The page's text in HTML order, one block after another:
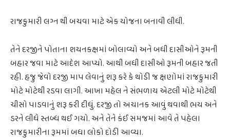
રાજકુમારી લગ્ન થી બચવા માટે એક યોજના બનાવી લીધી.
તેને દરજીને પોતાના શયનકક્ષમાં બોલાવ્યો અને બધી દાસીઓને રૂમની
બહાર જવા માટે આદેશ આપ્યો. આથી બધી દાસીઓ રૂમની બહાર જતી
રહી. હજુ જેવો દરજી માપ લેવાનું શરૂ કરે કે થોડી જ ક્ષણોમાં રાજકુમારી
મોટે મોટેથી રડવા લાગી. આખા મહેલ ને સંભળાય એટલી મોટે મોટેથી
ચીસો પાડવાનું શરૂ કરી દીધું. દરજી તો અચાનક આવું થવાથી ભય અને
ડરને લીધે સ્તબ્ધ થઈ ગયો. અને તેને કંઈ સમજમાં આવે તે પહેલા
રાજકુમારીના રૂમમાં બધા લોકો દોડી આવ્યા.